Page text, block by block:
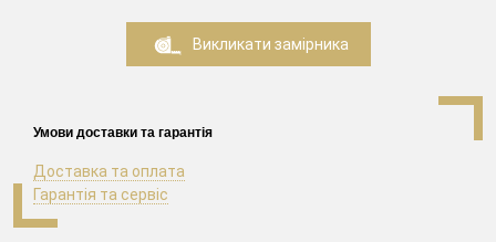
Викликати замірника
Умови доставки та гарантія
Доставка та оплата
Гарантія та сервіс